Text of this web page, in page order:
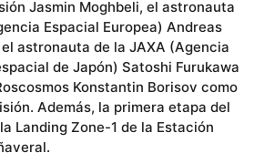
Jasmin Moghbeli, el astronauta
Espacial Europea) Andreas
astronauta de la JAXA (Agencia
de Japón) Satoshi Furukawa
Konstantin Borisov como
Además, la primera etapa del
Landing Zone-1 de la Estación